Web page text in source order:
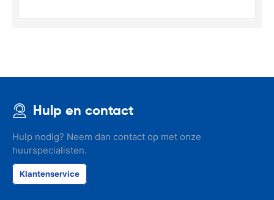
Hulp en contact
Hulp nodig? Neem dan contact op met onze
huurspecialisten.
Klantenservice